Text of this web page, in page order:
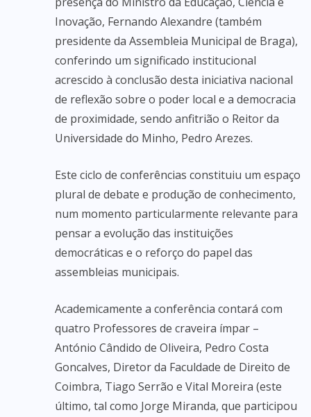
Inovação, Fernando Alexandre (também
presidente da Assembleia Municipal de Braga),
conferindo um significado institucional
acrescido à conclusão desta iniciativa nacional
de reflexão sobre o poder local e a democracia
de proximidade, sendo anfitrião o Reitor da
Universidade do Minho, Pedro Arezes.
Este ciclo de conferências constituiu um espaço
plural de debate e produção de conhecimento,
num momento particularmente relevante para
pensar a evolução das instituições
democráticas e o reforço do papel das
assembleias municipais.
Academicamente a conferência contará com
quatro Professores de craveira ímpar –
António Cândido de Oliveira, Pedro Costa
Goncalves, Diretor da Faculdade de Direito de
Coimbra, Tiago Serrão e Vital Moreira (este
último, tal como Jorge Miranda, que participou